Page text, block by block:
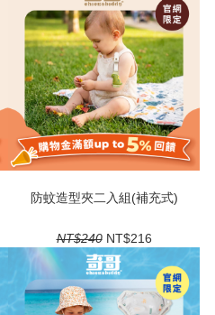
防蚊造型夾二入組(補充式)
NT$240 NT$216